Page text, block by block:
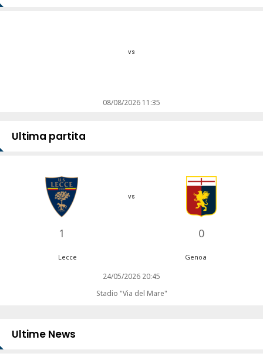
vs
08/08/2026 11:35
Ultima partita
1
vs
0
Lecce Genoa
24/05/2026 20:45
Stadio "Via del Mare"
Ultime News